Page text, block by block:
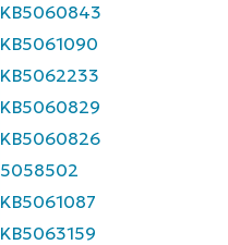
KB5060843
KB5061090
KB5062233
KB5060829
KB5060826
5058502
KB5061087
KB5063159